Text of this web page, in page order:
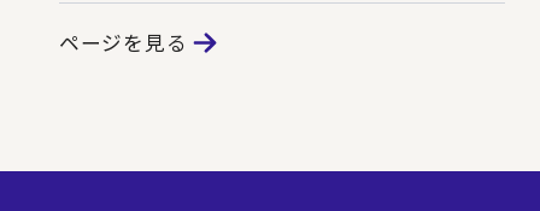
ページを見る